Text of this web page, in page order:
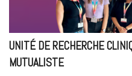
UNITÉ DE RECHERCHE
MUTUALISTE